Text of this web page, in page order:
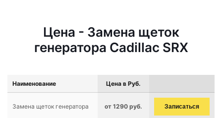
Цена - Замена щеток
генератора Cadillac SRX
Наименование Цена в Руб.
Замена щеток генератора от 1290 руб. Записаться